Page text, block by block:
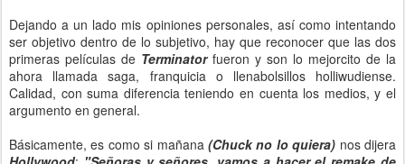
Dejando a un lado mis opiniones personales, así como intentando
ser objetivo dentro de lo subjetivo, hay que reconocer que las dos
primeras películas de Terminator fueron y son lo mejorcito de la
ahora llamada saga, franquicia o llenabolsillos holliwudiense.
Calidad, con suma diferencia teniendo en cuenta los medios, y el
argumento en general.
Básicamente, es como si mañana (Chuck no lo quiera) nos dijera